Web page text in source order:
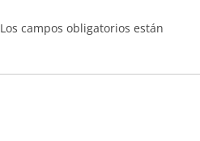
Los campos obligatorios están